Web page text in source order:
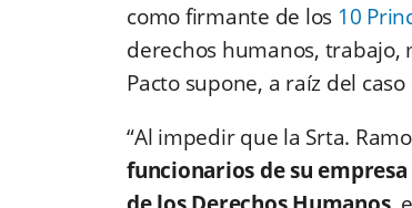
como firmante de los 10
derechos humanos,
Pacto supone, a raíz del
“Al impedir que la Srta.
funcionarios de su